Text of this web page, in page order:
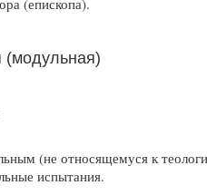
(модульная)
(не относящемуся к
испытания.